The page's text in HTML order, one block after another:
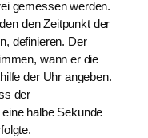
gemessen werden.
den Zeitpunkt der
definieren. Der
wann er die
der Uhr angeben.
der
halbe Sekunde